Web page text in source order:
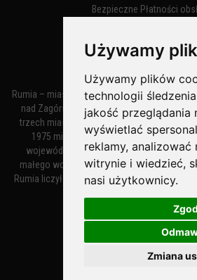
Używamy
Używamy plików
technologii
jakość przeglądania
wyświetlać
reklamy, analizować
witrynie i wiedzieć,
nasi użytkownicy.
Zmiana
Bezpieczne Płatności
Rumia – miasto w województwie pomorskim,
nad Zagórską Strugą. Z miastami
trzech miast zwany Małym Trójmiastem
1975 miasto administracyjnie należało
województwa gdańskiego, a w latach
małego województwa gdańskiego. Według
Rumia liczyła 48 632 mieszkańców. Jest